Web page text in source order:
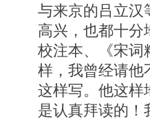
与来京的吕立汉
高兴，也都十分
校注本、《宋词
样，我曾经请他
这样写。他这样
是认真拜读的！